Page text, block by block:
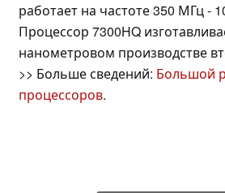
работает на частоте 350 МГц -
Процессор 7300HQ
нанометровом производстве
>> Больше сведений: Большой
процессоров.